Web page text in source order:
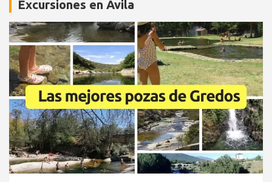
Excursiones en Ávila